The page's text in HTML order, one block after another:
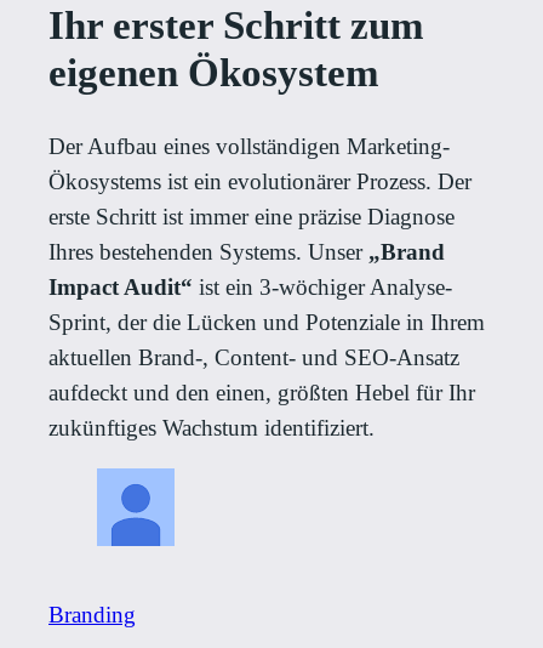
Ihr erster Schritt zum
eigenen Ökosystem
Der Aufbau eines vollständigen Marketing-
Ökosystems ist ein evolutionärer Prozess. Der
erste Schritt ist immer eine präzise Diagnose
Ihres bestehenden Systems. Unser „Brand
Impact Audit“ ist ein 3-wöchiger Analyse-
Sprint, der die Lücken und Potenziale in Ihrem
aktuellen Brand-, Content- und SEO-Ansatz
aufdeckt und den einen, größten Hebel für Ihr
zukünftiges Wachstum identifiziert.
Branding